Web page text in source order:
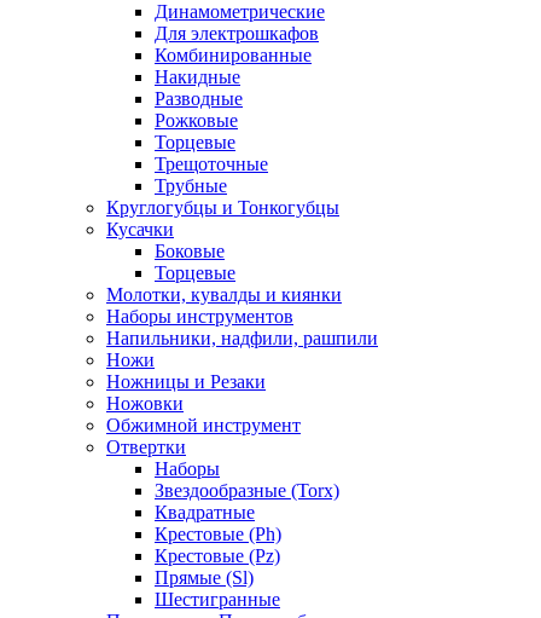
Динамометрические
Для электрошкафов
Комбинированные
Накидные
Разводные
Рожковые
Торцевые
Трещоточные
Трубные
Круглогубцы и Тонкогубцы
Кусачки
Боковые
Торцевые
Молотки, кувалды и киянки
Наборы инструментов
Напильники, надфили, рашпили
Ножи
Ножницы и Резаки
Ножовки
Обжимной инструмент
Отвертки
Наборы
Звездообразные (Torx)
Квадратные
Крестовые (Ph)
Крестовые (Pz)
Прямые (Sl)
Шестигранные